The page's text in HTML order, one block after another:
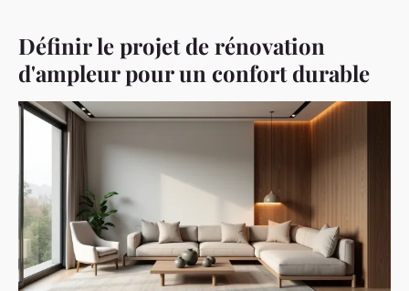
Définir le projet de rénovation
d'ampleur pour un confort durable